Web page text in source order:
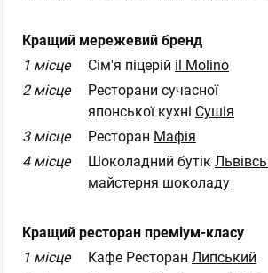
Кращий мережевий бренд
1 місце
Сім'я піцерій il Molino
2 місце
Ресторани сучасної
японської кухні Сушія
3 місце
Ресторан Мафія
4 місце
Шоколадний бутік
майстерня шоколаду
Кращий ресторан преміум-класу
1 місце
Кафе Ресторан Липський